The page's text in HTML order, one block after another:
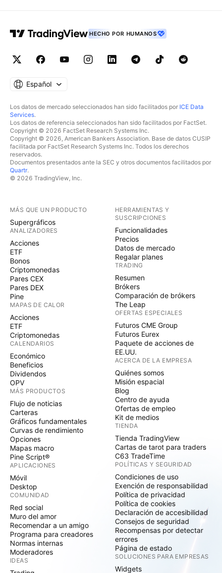
HECHO POR HUMANOS
Español
Los datos de mercado seleccionados han sido facilitados por ICE Data
Services.
Los datos de referencia seleccionados han sido facilitados por FactSet.
Copyright © 2026 FactSet Research Systems Inc.
Copyright © 2026, American Bankers Association. Base de datos CUSIP
facilitada por FactSet Research Systems Inc. Todos los derechos
reservados.
Documentos presentados ante la SEC y otros documentos facilitados por
Quartr.
© 2026 TradingView, Inc.
MÁS QUE UN PRODUCTO
Supergráficos
ANALIZADORES
Acciones
ETF
Bonos
Criptomonedas
Pares CEX
Pares DEX
Pine
MAPAS DE CALOR
Acciones
ETF
Criptomonedas
CALENDARIOS
Económico
Beneficios
Dividendos
OPV
MÁS PRODUCTOS
Flujo de noticias
Carteras
Gráficos fundamentales
Curvas de rendimiento
Opciones
Mapas macro
Pine Script®
APLICACIONES
Móvil
Desktop
COMUNIDAD
Red social
Muro del amor
Recomendar a un amigo
Programa para creadores
Normas internas
Moderadores
IDEAS
HERRAMIENTAS Y
SUSCRIPCIONES
Funcionalidades
Precios
Datos de mercado
Regalar planes
TRADING
Resumen
Brókers
Comparación de brókers
The Leap
OFERTAS ESPECIALES
Futuros CME Group
Futuros Eurex
Paquete de acciones de
EE.UU.
ACERCA DE LA EMPRESA
Quiénes somos
Misión espacial
Blog
Centro de ayuda
Ofertas de empleo
Kit de medios
TIENDA
Tienda TradingView
Cartas de tarot para traders
C63 TradeTime
POLÍTICAS Y SEGURIDAD
Condiciones de uso
Exención de responsabilidad
Política de privacidad
Política de cookies
Declaración de accesibilidad
Consejos de seguridad
Recompensas por detectar
errores
Página de estado
SOLUCIONES PARA EMPRESAS
Widgets